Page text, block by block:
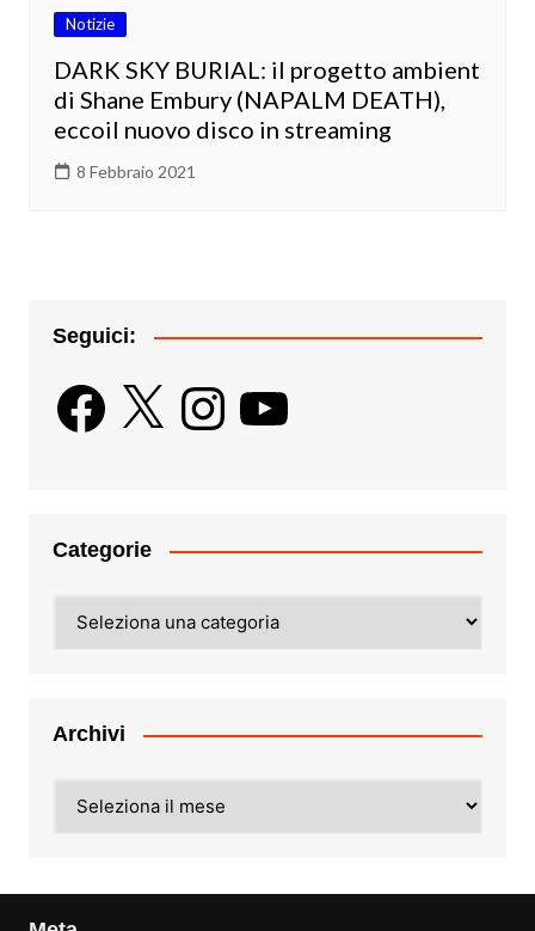
Notizie
DARK SKY BURIAL: il progetto ambient
di Shane Embury (NAPALM DEATH),
eccoil nuovo disco in streaming
8 Febbraio 2021
Seguici:
Facebook
X InstagramYouTube
Categorie
Archivi